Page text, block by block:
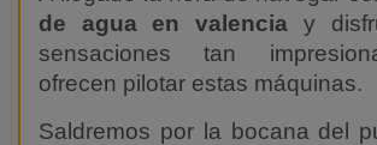
de agua en valencia y
sensaciones tan
ofrecen pilotar estas máquinas.
Saldremos por la bocana del